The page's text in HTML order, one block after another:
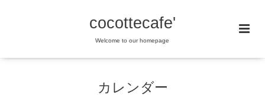
cocottecafe'
Welcome to our homepage
カレンダー